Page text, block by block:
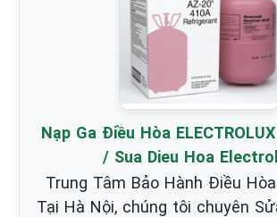
Nạp Ga Điều Hòa
/ Sua Dieu Hoa
Trung Tâm Bảo Hành Điều
Tại Hà Nội, chúng tôi chuyên